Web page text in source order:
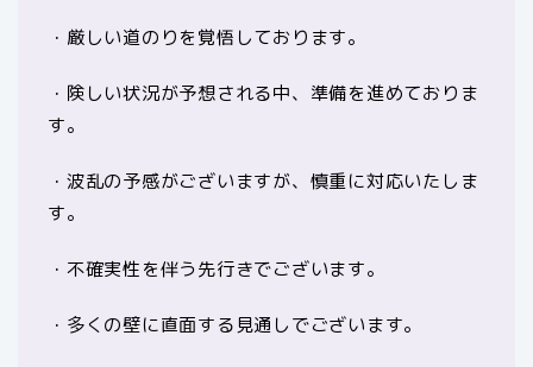
・厳しい道のりを覚悟しております。
・険しい状況が予想される中、準備を進めておりま
す。
・波乱の予感がございますが、慎重に対応いたしま
す。
・不確実性を伴う先行きでございます。
・多くの壁に直面する見通しでございます。